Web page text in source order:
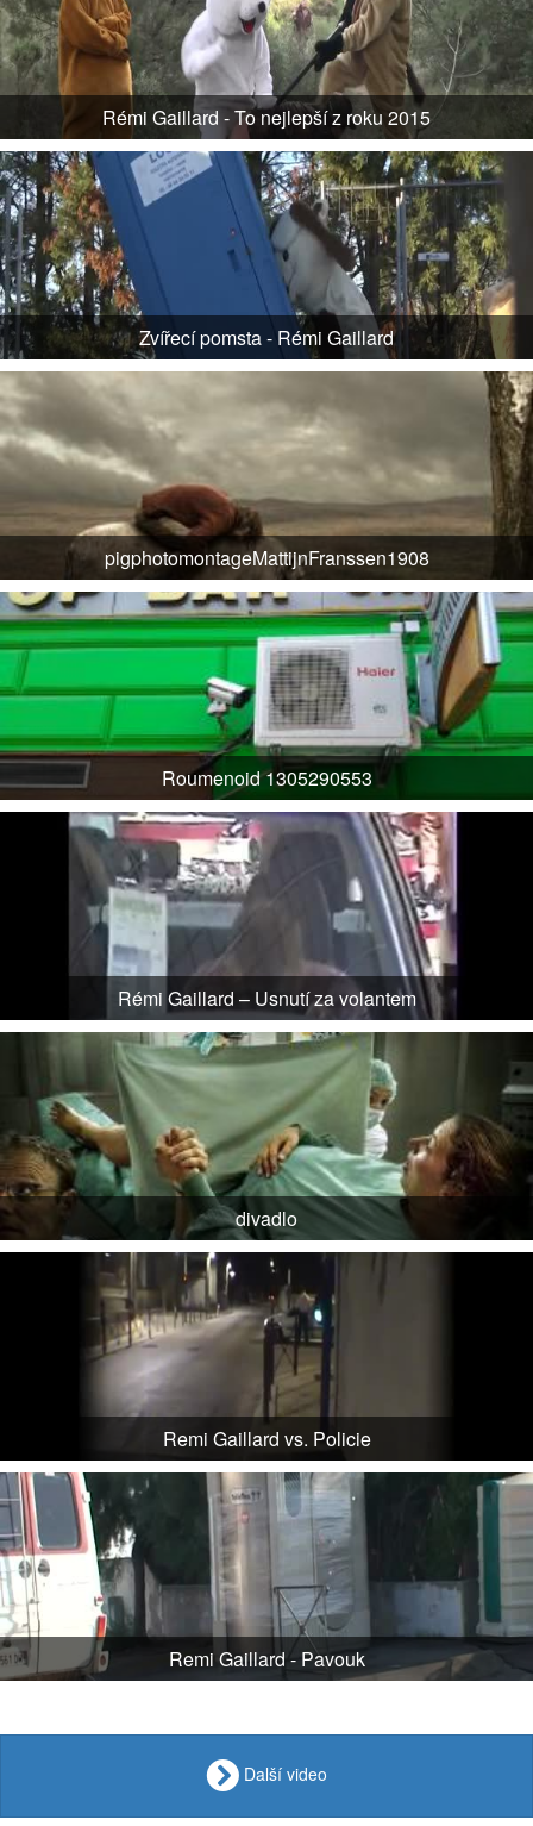
Rémi Gaillard - To nejlepší z roku 2015
Zvířecí pomsta - Rémi Gaillard
pigphotomontageMattijnFranssen1908
Roumenoid 1305290553
Rémi Gaillard – Usnutí za volantem
divadlo
Remi Gaillard vs. Policie
Remi Gaillard - Pavouk
Další video